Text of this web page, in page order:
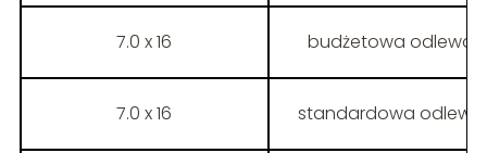
7.0 x 16 budżetowa
7.0 x 16 standardowa